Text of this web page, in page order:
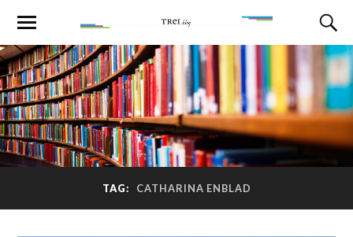
TAG: CATHARINA ENBLAD